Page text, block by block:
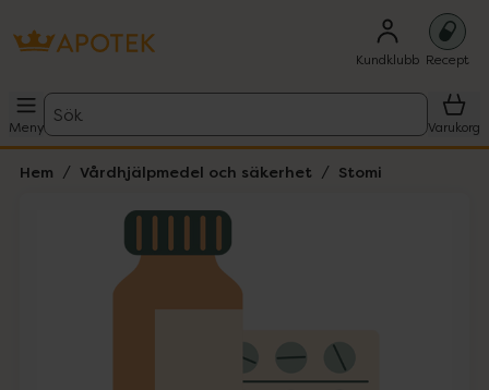
Kundklubb Recept
Meny
Sök
Varukorg
Hem Vårdhjälpmedel och säkerhet Stomi
Lista: . Innehåller 1 objekt.